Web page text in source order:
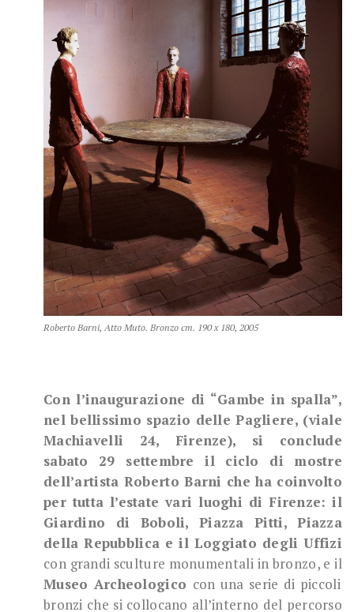
Roberto Barni, Atto Muto. Bronzo cm. 190 x 180, 2005
Con l’inaugurazione di “Gambe in spalla”,
nel bellissimo spazio delle Pagliere, (viale
Machiavelli 24, Firenze), si conclude
sabato 29 settembre il ciclo di mostre
dell’artista Roberto Barni che ha coinvolto
per tutta l’estate vari luoghi di Firenze: il
Giardino di Boboli, Piazza Pitti, Piazza
della Repubblica e il Loggiato degli Uffizi
con grandi sculture monumentali in bronzo, e il
Museo Archeologico con una serie di piccoli
bronzi che si collocano all’interno del percorso